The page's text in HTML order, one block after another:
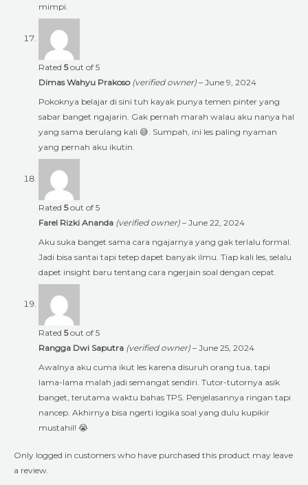
mimpi.
Rated 5out of 5
Dimas Wahyu Prakoso (verified owner) – June 9, 2024
Pokoknya belajar di sini tuh kayak punya temen pinter yang
sabar banget ngajarin. Gak pernah marah walau aku nanya hal
yang sama berulang kali 😅. Sumpah, ini les paling nyaman
yang pernah aku ikutin.
Rated 5out of 5
Farel Rizki Ananda (verified owner) – June 22, 2024
Aku suka banget sama cara ngajarnya yang gak terlalu formal.
Jadi bisa santai tapi tetep dapet banyak ilmu. Tiap kali les, selalu
dapet insight baru tentang cara ngerjain soal dengan cepat.
Rated 5out of 5
Rangga Dwi Saputra (verified owner) – June 25, 2024
Awalnya aku cuma ikut les karena disuruh orang tua, tapi
lama-lama malah jadi semangat sendiri. Tutor-tutornya asik
banget, terutama waktu bahas TPS. Penjelasannya ringan tapi
nancep. Akhirnya bisa ngerti logika soal yang dulu kupikir
mustahil! 😭
Only logged in customers who have purchased this product may leave
a review.